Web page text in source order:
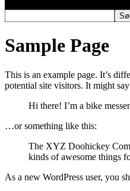
Sample Page
This is an example page. It’s
potential site visitors. It might
Hi there! I’m a bike
…or something like this:
The XYZ Doohickey
kinds of awesome things
As a new WordPress user, you